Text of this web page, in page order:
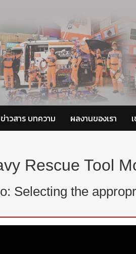
ข่าวสาร บทความ ผลงานของเรา
Rescue Tool
Selecting the